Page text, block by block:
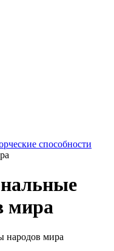
способности
мира